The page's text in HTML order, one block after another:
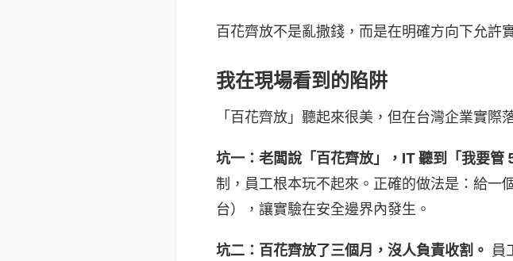
百花齊放不是亂撒錢，而是在明確方向下允許
我在現場看到的陷阱
「百花齊放」聽起來很美，但在台灣企業實際
坑一：老闆說「百花齊放」，IT 聽到「我要管
制，員工根本玩不起來。正確的做法是：給一
台），讓實驗在安全邊界內發生。
坑二：百花齊放了三個月，沒人負責收割。 員